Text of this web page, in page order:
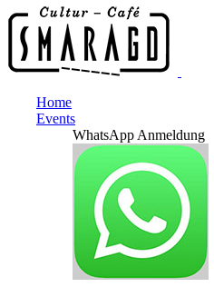
Home
Events
WhatsApp Anmeldung